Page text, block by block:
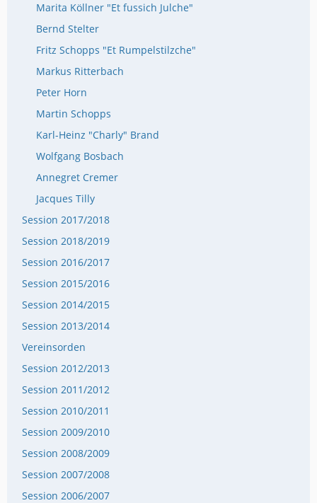
Marita Köllner "Et fussich Julche"
Bernd Stelter
Fritz Schopps "Et Rumpelstilzche"
Markus Ritterbach
Peter Horn
Martin Schopps
Karl-Heinz "Charly" Brand
Wolfgang Bosbach
Annegret Cremer
Jacques Tilly
Session 2017/2018
Session 2018/2019
Session 2016/2017
Session 2015/2016
Session 2014/2015
Session 2013/2014
Vereinsorden
Session 2012/2013
Session 2011/2012
Session 2010/2011
Session 2009/2010
Session 2008/2009
Session 2007/2008
Session 2006/2007